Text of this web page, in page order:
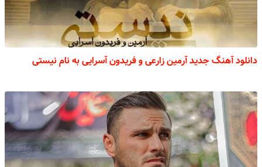
دانلود آهنگ جدید آرمین زارعی و فریدون آسرایی به نام نیستی